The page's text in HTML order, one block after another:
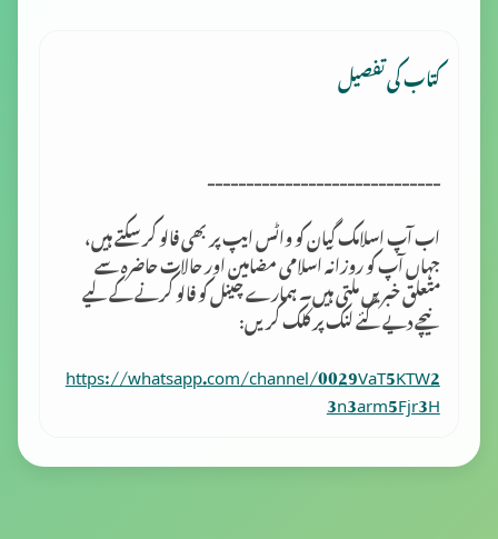
کتاب کی تفصیل
------------------------------
اب آپ اسلامک گِیان کو واٹس ایپ پر بھی فالو کر سکتے ہیں،
جہاں آپ کو روزانہ اسلامی مضامین اور حالات حاضرہ سے
متعلق خبریں ملتی ہیں۔ ہمارے چینل کو فالو کرنے کے لیے
نیچے دیے گئے لنک پر کلک کریں:
https://whatsapp.com/channel/0029VaT5KTW2
3n3arm5Fjr3H